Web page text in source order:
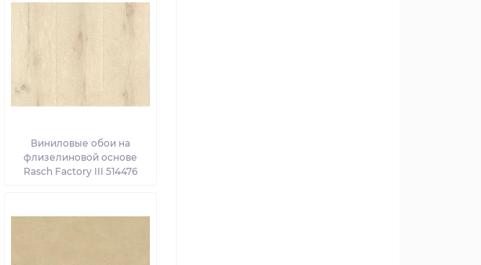
Виниловые обои на
флизелиновой основе
Rasch Factory III 514476